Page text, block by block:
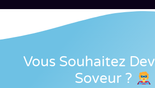
Vous Souhaitez
Soveur ?